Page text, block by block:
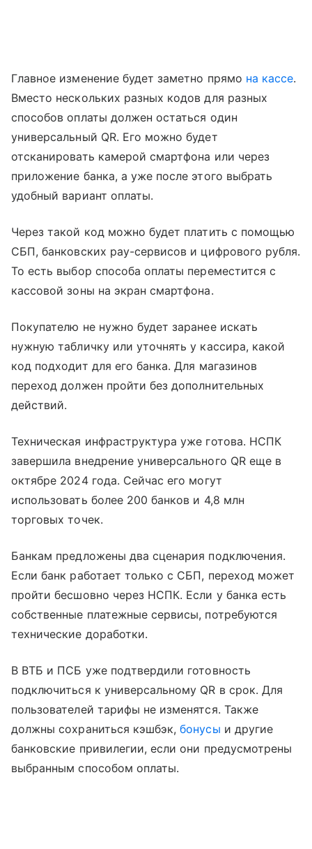
Главное изменение будет заметно прямо на кассе.
Вместо нескольких разных кодов для разных
способов оплаты должен остаться один
универсальный QR. Его можно будет
отсканировать камерой смартфона или через
приложение банка, а уже после этого выбрать
удобный вариант оплаты.
Через такой код можно будет платить с помощью
СБП, банковских pay-сервисов и цифрового рубля.
То есть выбор способа оплаты переместится с
кассовой зоны на экран смартфона.
Покупателю не нужно будет заранее искать
нужную табличку или уточнять у кассира, какой
код подходит для его банка. Для магазинов
переход должен пройти без дополнительных
действий.
Техническая инфраструктура уже готова. НСПК
завершила внедрение универсального QR еще в
октябре 2024 года. Сейчас его могут
использовать более 200 банков и 4,8 млн
торговых точек.
Банкам предложены два сценария подключения.
Если банк работает только с СБП, переход может
пройти бесшовно через НСПК. Если у банка есть
собственные платежные сервисы, потребуются
технические доработки.
В ВТБ и ПСБ уже подтвердили готовность
подключиться к универсальному QR в срок. Для
пользователей тарифы не изменятся. Также
должны сохраниться кэшбэк,бонусы и другие
банковские привилегии, если они предусмотрены
выбранным способом оплаты.